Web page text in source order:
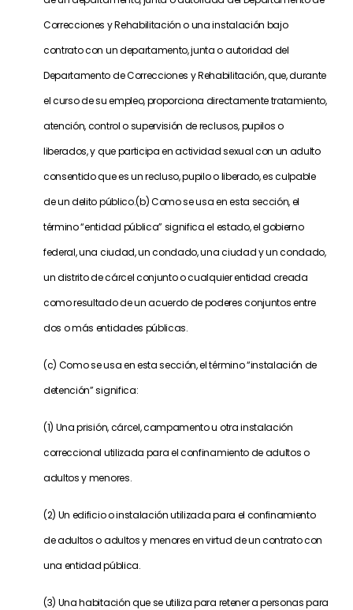
Correcciones y Rehabilitación o una instalación bajo
contrato con un departamento, junta o autoridad del
Departamento de Correcciones y Rehabilitación, que, durante
el curso de su empleo, proporciona directamente tratamiento,
atención, control o supervisión de reclusos, pupilos o
liberados, y que participa en actividad sexual con un adulto
consentido que es un recluso, pupilo o liberado, es culpable
de un delito público.(b) Como se usa en esta sección, el
término “entidad pública” significa el estado, el gobierno
federal, una ciudad, un condado, una ciudad y un condado,
un distrito de cárcel conjunto o cualquier entidad creada
como resultado de un acuerdo de poderes conjuntos entre
dos o más entidades públicas.
(c) Como se usa en esta sección, el término “instalación de
detención” significa:
(1) Una prisión, cárcel, campamento u otra instalación
correccional utilizada para el confinamiento de adultos o
adultos y menores.
(2) Un edificio o instalación utilizada para el confinamiento
de adultos o adultos y menores en virtud de un contrato con
una entidad pública.
(3) Una habitación que se utiliza para retener a personas para